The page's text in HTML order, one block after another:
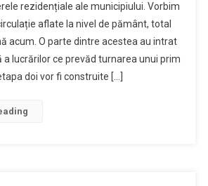
rezidențiale ale municipiului. Vorbim
aflate la nivel de pământ, total
acum. O parte dintre acestea au intrat
lucrărilor ce prevăd turnarea unui prim
doi vor fi construite […]